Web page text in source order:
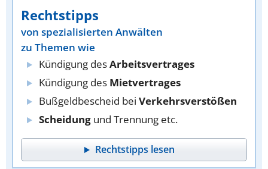
Rechtstipps
von spezialisierten Anwälten
zu Themen wie
Kündigung desArbeitsvertrages
Kündigung des Mietvertrages
Bußgeldbescheid bei Verkehrsverstößen
Scheidung und Trennung etc.
Rechtstipps lesen